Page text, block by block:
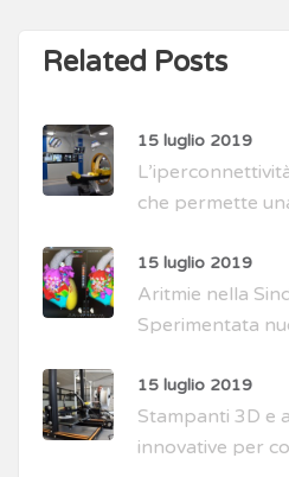
Related Posts
15 luglio 2019
che permette
15 luglio 2019
Aritmie nella
Sperimentata
15 luglio 2019
Stampanti 3D e
innovative per